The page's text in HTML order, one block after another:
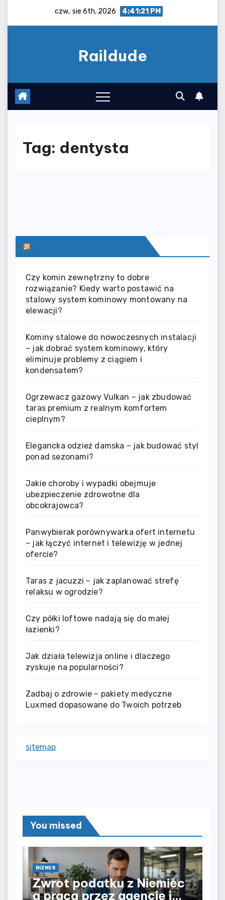
czw.. sie 6th, 2026 4:41:21 PM
Raildude
Tag: dentysta
Czy komin zewnętrzny to dobre
rozwiązanie? Kiedy warto postawić na
stalowy system kominowy montowany na
elewacji?
Kominy stalowe do nowoczesnych instalacji
– jak dobrać system kominowy, który
eliminuje problemy z ciągiem i
kondensatem?
Ogrzewacz gazowy Vulkan – jak zbudować
taras premium z realnym komfortem
cieplnym?
Elegancka odzież damska – jak budować styl
ponad sezonami?
Jakie choroby i wypadki obejmuje
ubezpieczenie zdrowotne dla
obcokrajowca?
Panwybierak porównywarka ofert internetu
– jak łączyć internet i telewizję w jednej
ofercie?
Taras z jacuzzi – jak zaplanować strefę
relaksu w ogrodzie?
Czy półki loftowe nadają się do małej
łazienki?
Jak działa telewizja online i dlaczego
zyskuje na popularności?
Zadbaj o zdrowie – pakiety medyczne
Luxmed dopasowane do Twoich potrzeb
sitemap
You missed
BIZNES
Zwrot podatku z Niemiec
a praca przez agencję i